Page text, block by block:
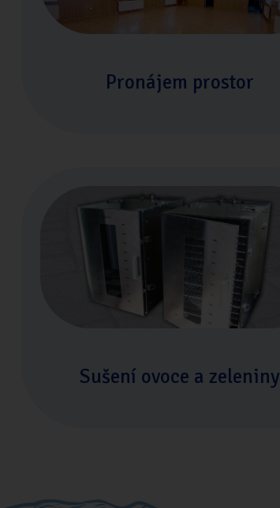
Pronájem prostor
Sušení ovoce a zeleniny